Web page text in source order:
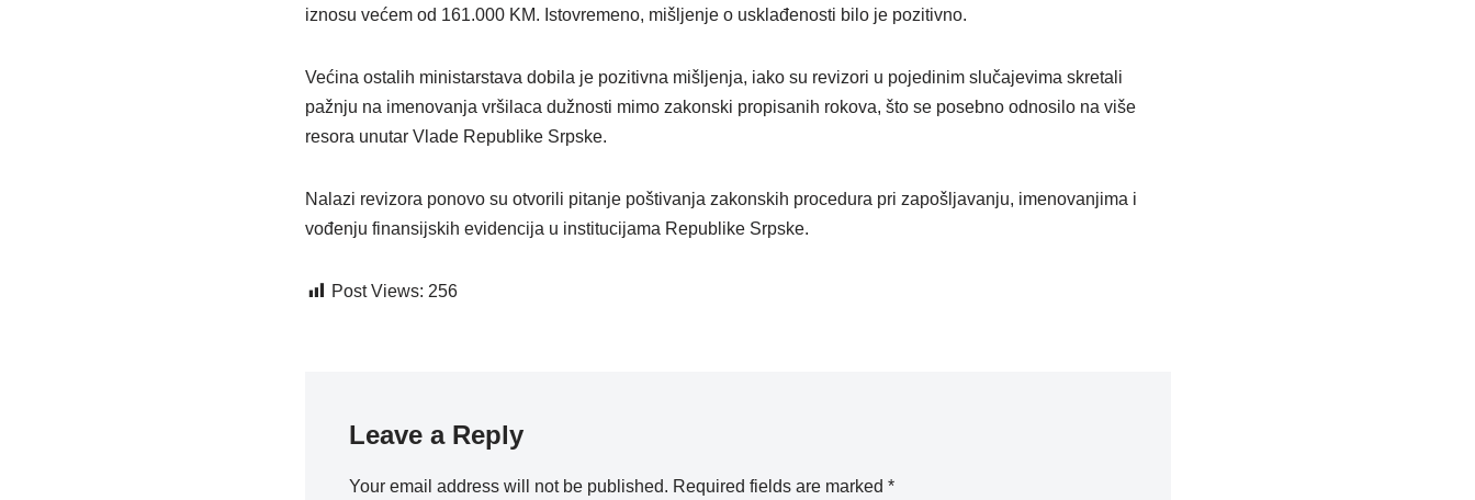
iznosu većem od 161.000 KM. Istovremeno, mišljenje o usklađenosti bilo je pozitivno.
Većina ostalih ministarstava dobila je pozitivna mišljenja, iako su revizori u pojedinim slučajevima skretali
pažnju na imenovanja vršilaca dužnosti mimo zakonski propisanih rokova, što se posebno odnosilo na više
resora unutar Vlade Republike Srpske.
Nalazi revizora ponovo su otvorili pitanje poštivanja zakonskih procedura pri zapošljavanju, imenovanjima i
vođenju finansijskih evidencija u institucijama Republike Srpske.
Post Views: 256
Leave a Reply
Your email address will not be published. Required fields are marked *